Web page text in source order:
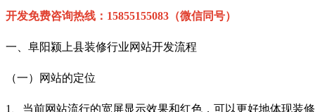
开发免费咨询热线：15855155083（微信同号）
一、阜阳颍上县装修行业网站开发流程
（一）网站的定位
1、当前网站流行的宽屏显示效果和红色，可以更好地体现装